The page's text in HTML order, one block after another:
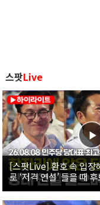
스팟Live
[스팟Live] 환호 속 입장
로 ‘저격 연설’ 들을 때
26.08.08 더불어민주당
보 인천 합동연설회